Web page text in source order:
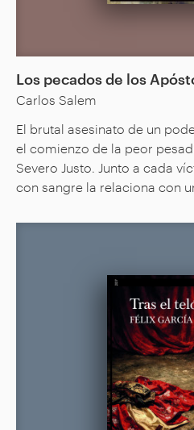
Los pecados de los
Carlos Salem
El brutal asesinato de un
el comienzo de la peor
Severo Justo. Junto a cada
con sangre la relaciona con